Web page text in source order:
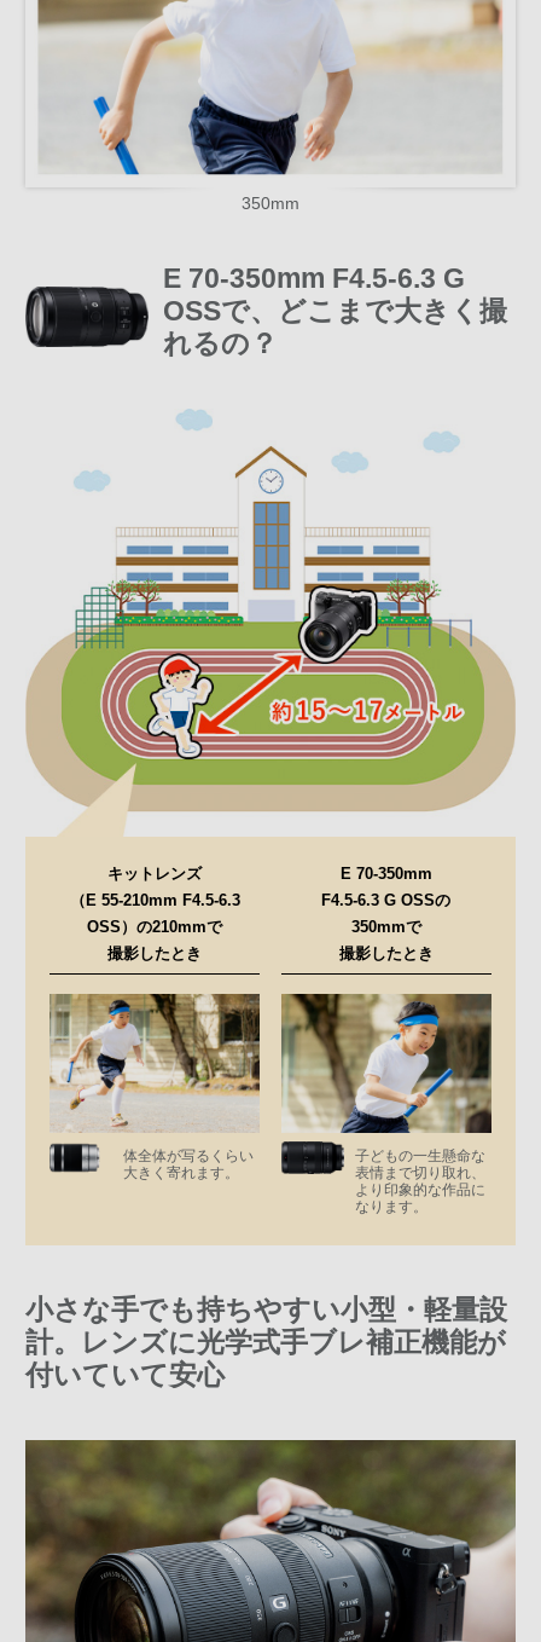
350mm
E 70-350mm F4.5-6.3 G
OSSで、
どこまで大きく撮
れるの？
キットレンズ
（E 55-210mm F4.5-6.3
OSS）の210mmで
撮影したとき
体全体が写るくらい
大きく寄れます。
E 70-350mm
F4.5-6.3 G OSSの
350mmで
撮影したとき
子どもの一生懸命な
表情まで切り取れ、
より印象的な作品に
なります。
小さな手でも持ちやすい小型・軽量設
計。
レンズに光学式手ブレ補正機能が
付いていて安心